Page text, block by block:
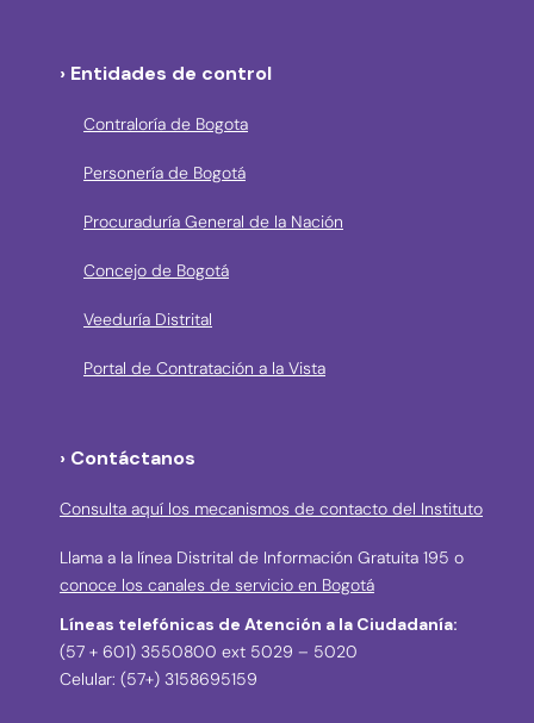
› Entidades de control
Contraloría de Bogota
Personería de Bogotá
Procuraduría General de la Nación
Concejo de Bogotá
Veeduría Distrital
Portal de Contratación a la Vista
› Contáctanos
Consulta aquí los mecanismos de contacto del Instituto
Llama a la línea Distrital de Información Gratuita 195 o
conoce los canales de servicio en Bogotá
Líneas telefónicas de Atención a la Ciudadanía:
(57 + 601) 3550800 ext 5029 – 5020
Celular: (57+) 3158695159